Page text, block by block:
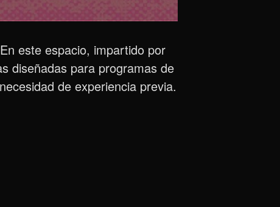
este espacio, impartido por
diseñadas para programas de
de experiencia previa.